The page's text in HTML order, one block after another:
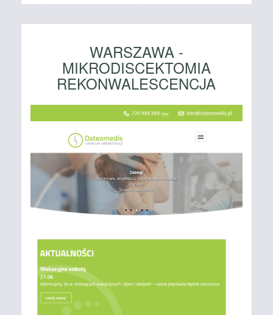
WARSZAWA -
MIKRODISCEKTOMIA
REKONWALESCENCJA